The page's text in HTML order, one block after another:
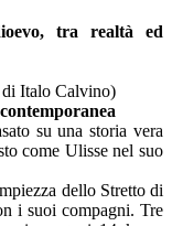
tra realtà ed
di Italo Calvino)
su una storia vera
come Ulisse nel suo
dello Stretto di
i suoi compagni. Tre